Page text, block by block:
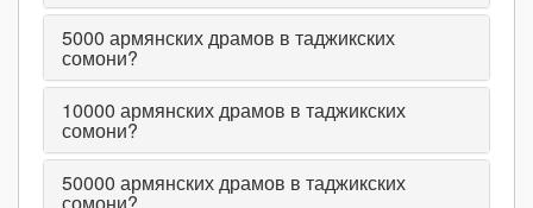
5000 армянских драмов в таджикских
сомони?
10000 армянских драмов в таджикских
сомони?
50000 армянских драмов в таджикских
сомони?